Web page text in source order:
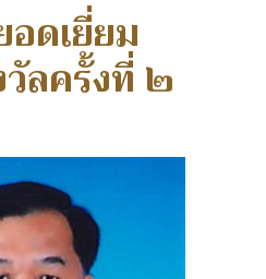
ดเยี่ยม
วัลครั้งที่ ๒